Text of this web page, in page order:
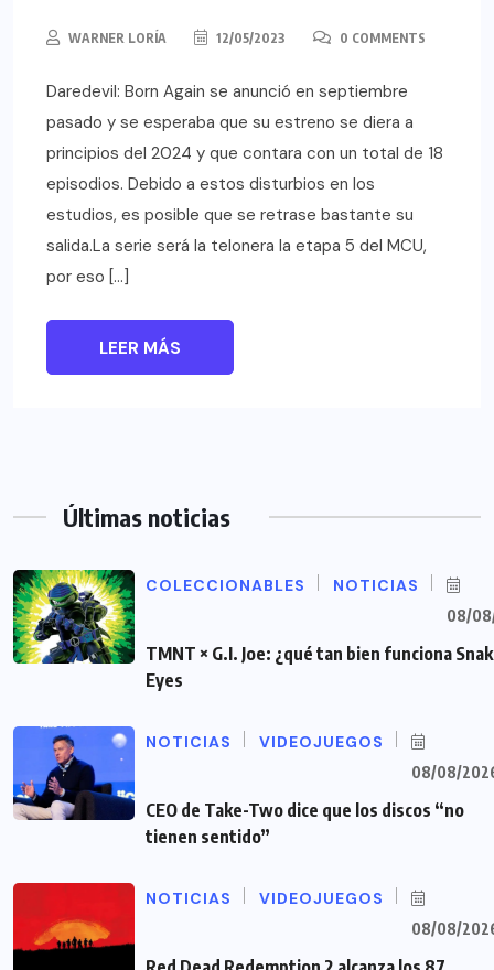
WARNER LORÍA 12/05/2023 0 COMMENTS
Daredevil: Born Again se anunció en septiembre
pasado y se esperaba que su estreno se diera a
principios del 2024 y que contara con un total de 18
episodios. Debido a estos disturbios en los
estudios, es posible que se retrase bastante su
salida.La serie será la telonera la etapa 5 del MCU,
por eso […]
LEER MÁS
Últimas noticias
COLECCIONABLES NOTICIAS
08/
TMNT × G.I. Joe: ¿qué tan bien funciona
Eyes
NOTICIAS VIDEOJUEGOS
08/08/
CEO de Take-Two dice que los discos “no
tienen sentido”
NOTICIAS VIDEOJUEGOS
08/08/